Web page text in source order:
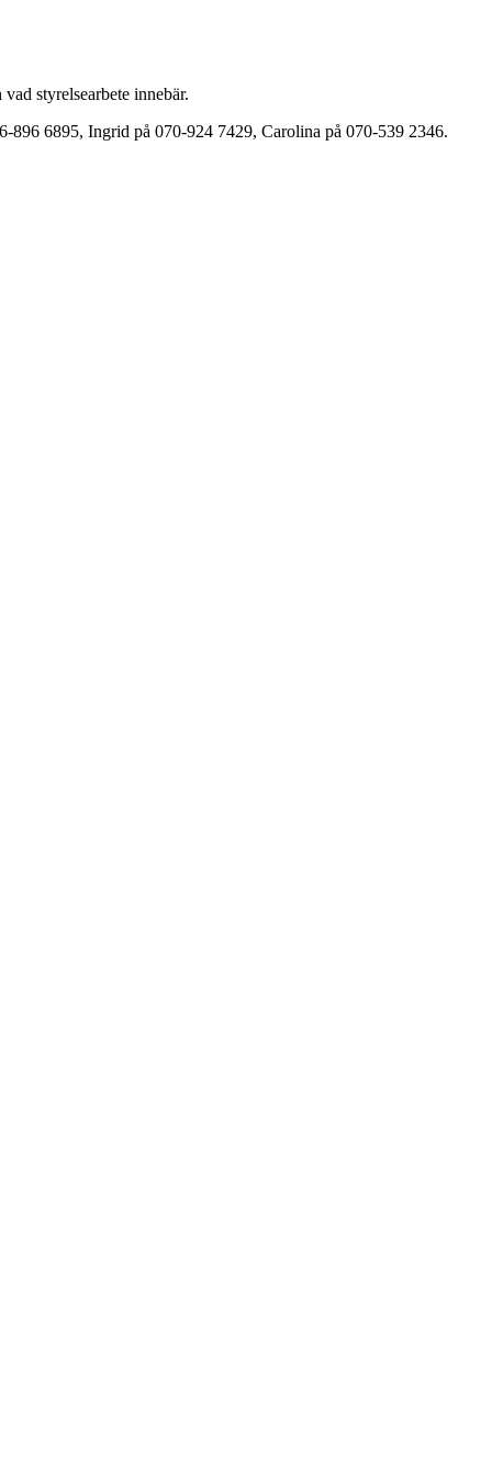
styrelsearbete innebär.
896 6895, Ingrid på 070-924 7429, Carolina på 070-539 2346.